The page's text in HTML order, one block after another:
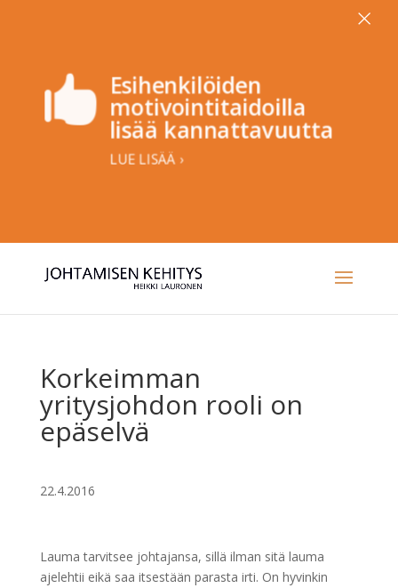
Korkeimman
yritysjohdon rooli on
epäselvä
22.4.2016
Lauma tarvitsee johtajansa, sillä ilman sitä lauma
ajelehtii eikä saa itsestään parasta irti. On hyvinkin
 Esihenkilöiden
motivointitaidoilla
lisää kannattavuutta
LUE LISÄÄ ›
×